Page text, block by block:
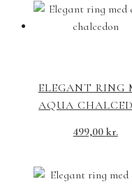
ELEGANT RING
AQUA
499,00 kr.